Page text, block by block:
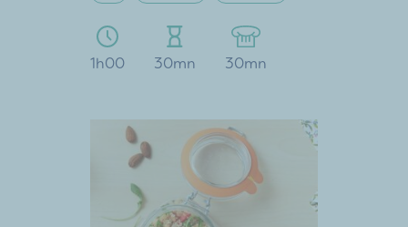
1h00 30mn 30mn